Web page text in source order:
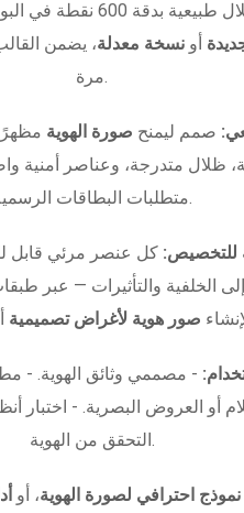
600 نقطة في البوصة. سواء كنت تريد
أو نسخة معدلة، يضمن
مرة.
صمم ليمنح صورة الهوية
ظلال متدرجة، وعناصر أمنية
متطلبات البطاقات الرسمية.
للتخصيص: كل عنصر مرئي قابل
الخلفية والتأثيرات — عبر
صور هوية لأغراض تصميمية
- مصممي وثائق الهوية. -
التحقق من الهوية.
نموذج احترافي لصورة الهوية، أو